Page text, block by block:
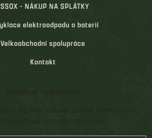
- NÁKUP NA SPLÁTKY
elektroodpadu a baterií
Velkoobchodní spolupráce
Kontakt